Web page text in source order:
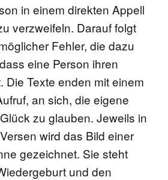
in einem direkten Appell
verzweifeln. Darauf folgt
Fehler, die dazu
eine Person ihren
Die Texte enden mit einem
an sich, die eigene
zu glauben. Jeweils in
wird das Bild einer
gezeichnet. Sie steht
und den